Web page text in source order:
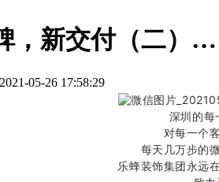
，新交付（二）
05-26 17:58:29
深圳的每
对每一个
每天几万步的
乐蜂装饰集团永远